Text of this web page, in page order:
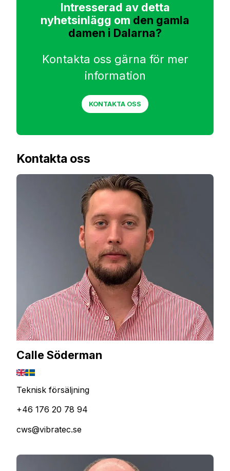
Intresserad av detta
nyhetsinlägg om den gamla
damen i Dalarna?
Kontakta oss gärna för mer
information
KONTAKTA OSS
Kontakta oss
Calle Söderman
Teknisk försäljning
+46 176 20 78 94
cws@vibratec.se